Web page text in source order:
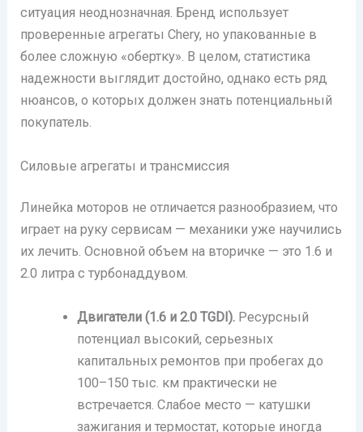
ситуация неоднозначная. Бренд использует
проверенные агрегаты Chery, но упакованные в
более сложную «обертку». В целом, статистика
надежности выглядит достойно, однако есть ряд
нюансов, о которых должен знать потенциальный
покупатель.
Силовые агрегаты и трансмиссия
Линейка моторов не отличается разнообразием, что
играет на руку сервисам — механики уже научились
их лечить. Основной объем на вторичке — это 1.6 и
2.0 литра с турбонаддувом.
Двигатели (1.6 и 2.0 TGDI).Ресурсный
потенциал высокий, серьезных
капитальных ремонтов при пробегах до
100–150 тыс. км практически не
встречается. Слабое место — катушки
зажигания и термостат, которые иногда